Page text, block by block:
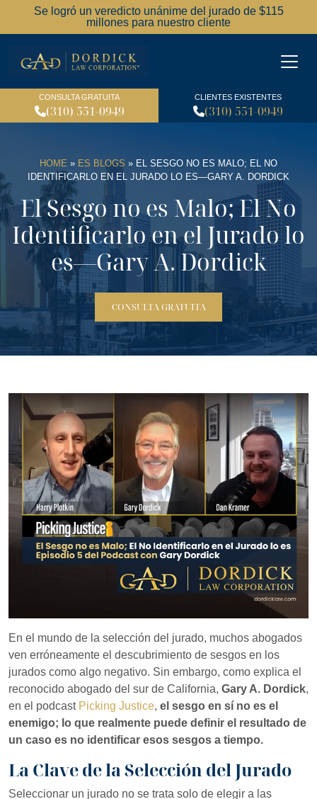
Se logró un veredicto unánime del jurado de $115
millones para nuestro cliente
Dordick Law Corporation
CONSULTA GRATUITA
(310) 551-0949
CLIENTES EXISTENTES
(310) 551-0949
HOME » ES BLOGS » EL SESGO NO ES MALO; EL NO
IDENTIFICARLO EN EL JURADO LO ES—GARY A. DORDICK
El Sesgo no es Malo; El No
Identificarlo en el Jurado lo
es—Gary A. Dordick
CONSULTA GRATUITA
En el mundo de la selección del jurado, muchos abogados
ven erróneamente el descubrimiento de sesgos en los
jurados como algo negativo. Sin embargo, como explica el
reconocido abogado del sur de California, Gary A. Dordick,
en el podcast Picking Justice, el sesgo en sí no es el
enemigo; lo que realmente puede definir el resultado de
un caso es no identificar esos sesgos a tiempo.
La Clave de la Selección del Jurado
Seleccionar un jurado no se trata solo de elegir a las